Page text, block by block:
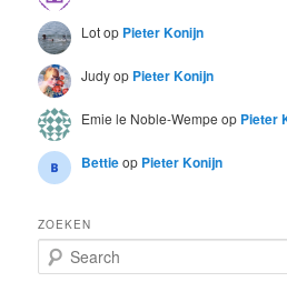
Lotop Pieter Konijn
Judyop Pieter Konijn
Emie le Noble-Wempe op Pieter
Bettieop Pieter Konijn
ZOEKEN
e